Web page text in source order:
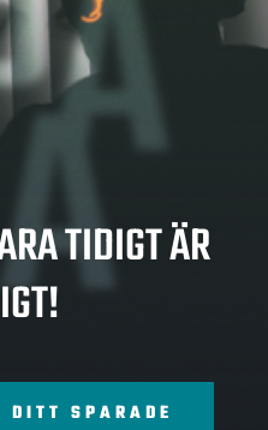
TIDIGT ÄR
DITT SPARADE